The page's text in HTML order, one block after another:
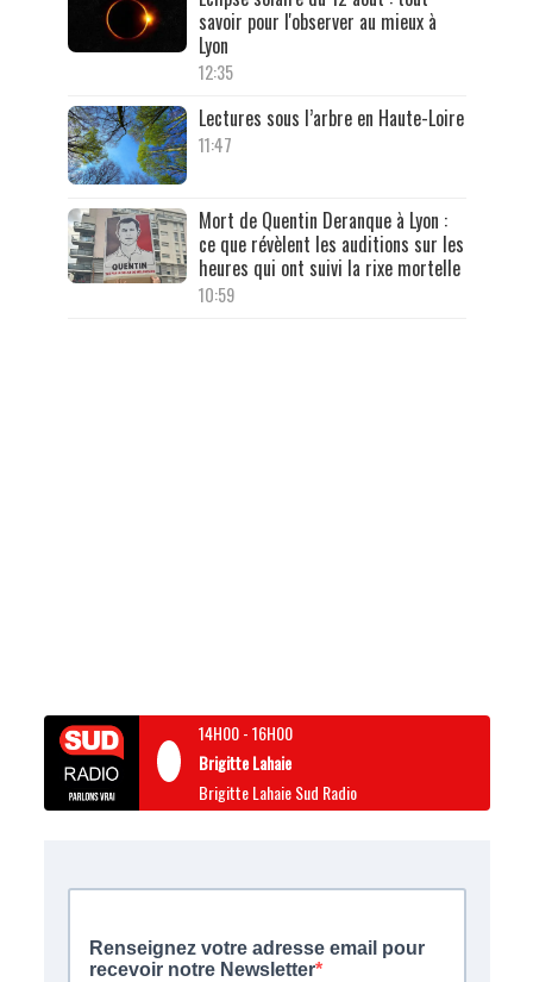
savoir pour l'observer au mieux à
Lyon
12:35
Lectures sous l’arbre en Haute-Loire
11:47
Mort de Quentin Deranque à Lyon :
ce que révèlent les auditions sur les
heures qui ont suivi la rixe mortelle
10:59
14H00-16H00
Brigitte Lahaie
Brigitte Lahaie Sud Radio